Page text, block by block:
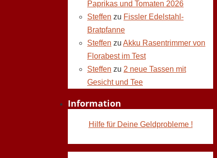
Paprikas und Tomaten 2026
Steffen zu Fissler Edelstahl-
Bratpfanne
Steffen zu Akku Rasentrimmer von
Florabest im Test
Steffen zu 2 neue Tassen mit
Gesicht und Tee
Information
Hilfe für Deine Geldprobleme !